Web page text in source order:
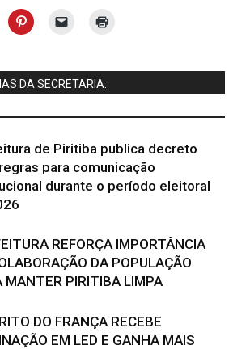
DA SECRETARIA:
de Piritiba publica decreto
para comunicação
durante o período eleitoral
REFORÇA IMPORTÂNCIA
DA POPULAÇÃO
MANTER PIRITIBA LIMPA
DO FRANÇA RECEBE
EM LED E GANHA MAIS